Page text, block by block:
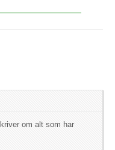
om alt som har